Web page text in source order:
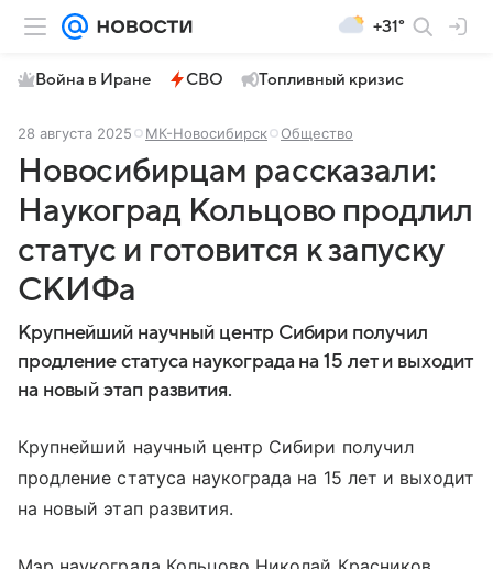
+31°
Война в Иране СВО Топливный кризис
28 августа 2025 МК-Новосибирск Общество
Новосибирцам рассказали:
Наукоград Кольцово продлил
статус и готовится к запуску
СКИФа
Крупнейший научный центр Сибири получил
продление статуса наукограда на 15 лет и выходит
на новый этап развития.
Крупнейший научный центр Сибири получил
продление статуса наукограда на 15 лет и выходит
на новый этап развития.